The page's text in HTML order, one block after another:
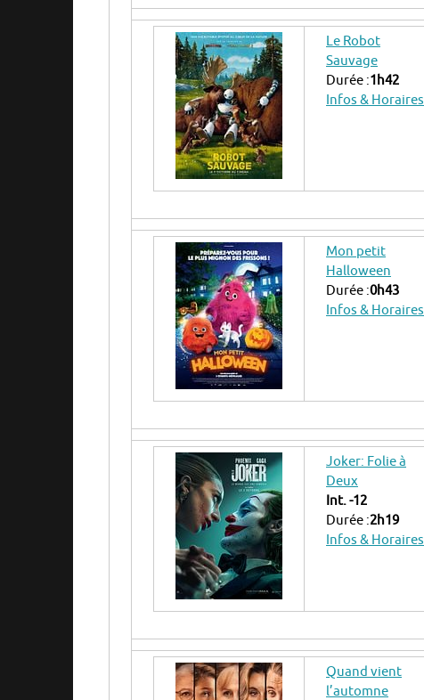
Le Robot
Sauvage
Durée :1h42
Infos & Horaires
Mon petit
Halloween
Durée :0h43
Infos & Horaires
Joker: Folie à
Deux
Int. -12
Durée :2h19
Infos & Horaires
Quand vient
l’automne